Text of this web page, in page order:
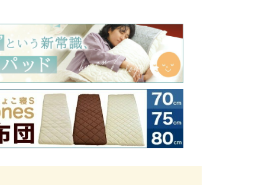
掛け布団カバー
掛け布団カバー
ロング 掛け布団
ル 掛け布団カバ
掛け布団カバー
ング 掛け布団カ
掛け布団カバー
け布団カバー
敷布団カバー
グル 敷布団カバ
敷布団カバー
ロング 敷布団カ
敷布団カバー
枕カバー
枕カバー
枕カバー
枕カバー
BOXシーツ
ロング BOXシー
ル BOXシーツ
BOXシーツ
ロング BOXシー
点セット
点セット
ズ
イズ
サイズ
ズ
100% 既成カーテンのサイズ
遮光カーテン
レース・シアーカーテン
Disney ディズニーカーテ
ン
MOOMIN ムーミンカーテ
ン
PEANUTS ピーナツカー
テン (SNOOPY スヌーピ
ー)
美容・化粧品
シルク寝具・雑貨
HURONテクノロジー リ
カバリー寝具
ソファカバー
ひざ掛け
パジャマ
クッション
玄関・フロアーマット
ペット用ベッド
インテリア
その他寝具雑貨